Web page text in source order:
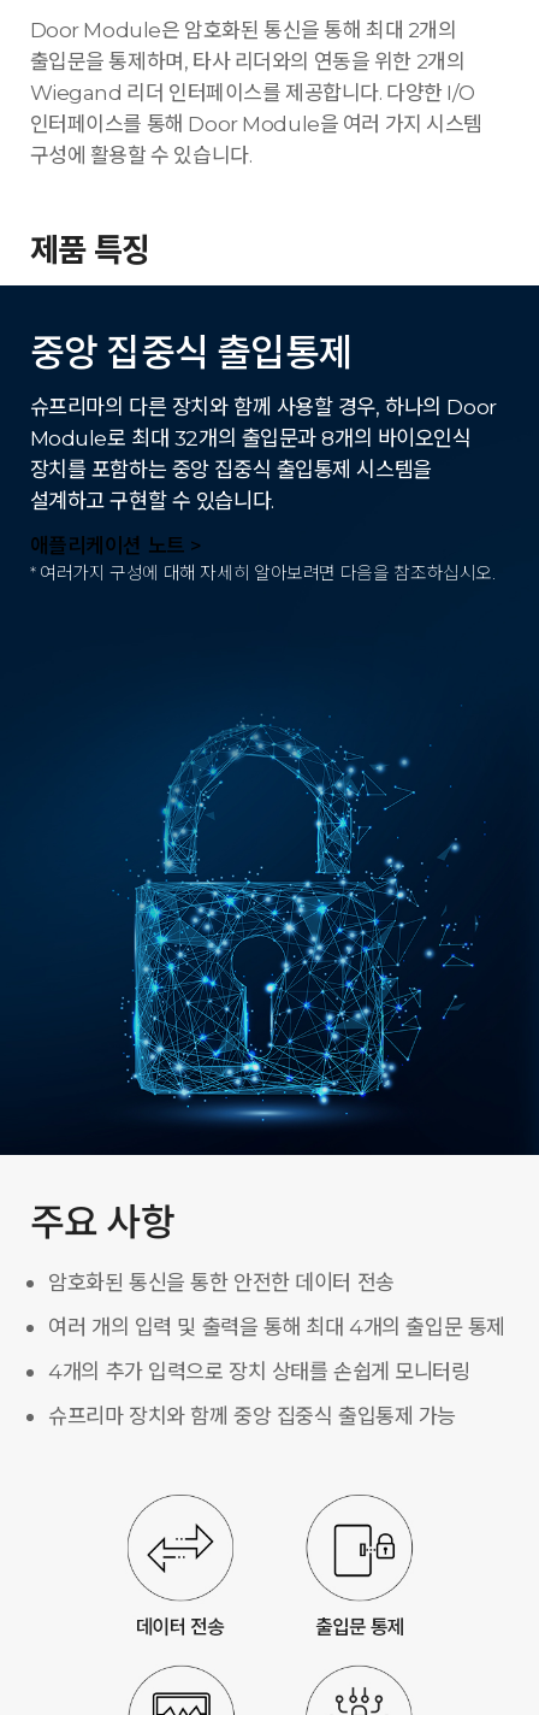
Door Module은 암호화된 통신을 통해 최대 2개의
출입문을 통제하며, 타사 리더와의 연동을 위한 2개의
Wiegand 리더 인터페이스를 제공합니다. 다양한 I/O
인터페이스를 통해 Door Module을 여러 가지 시스템
구성에 활용할 수 있습니다.
제품 특징
중앙 집중식 출입통제
슈프리마의 다른 장치와 함께 사용할 경우, 하나의 Door
Module로 최대 32개의 출입문과 8개의 바이오인식
장치를 포함하는 중앙 집중식 출입통제 시스템을
설계하고 구현할 수 있습니다.
애플리케이션 노트 >
* 여러가지 구성에 대해 자세히 알아보려면 다음을 참조하십시오.
주요 사항
암호화된 통신을 통한 안전한 데이터 전송
여러 개의 입력 및 출력을 통해 최대 4개의 출입문 통제
4개의 추가 입력으로 장치 상태를 손쉽게 모니터링
슈프리마 장치와 함께 중앙 집중식 출입통제 가능